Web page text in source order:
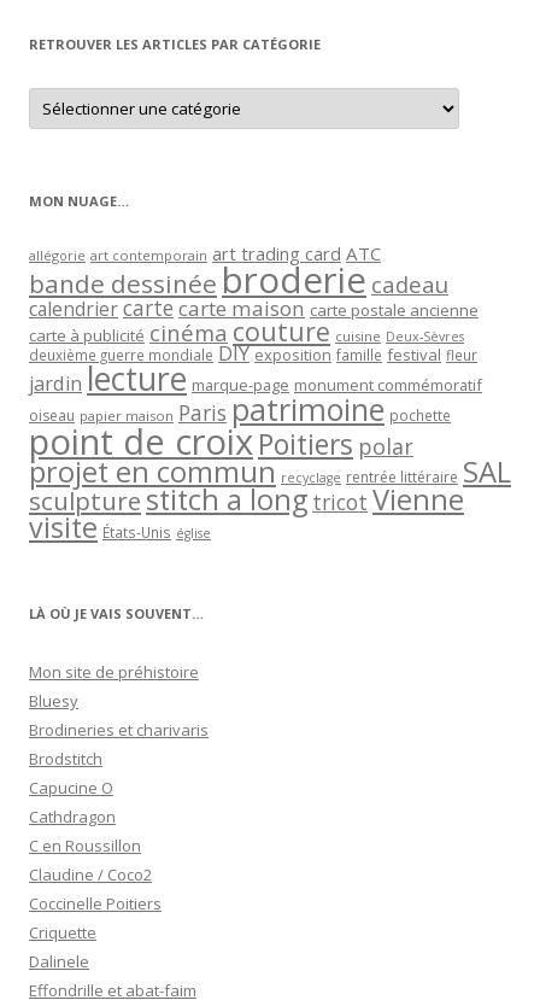
RETROUVER LES ARTICLES PAR CATÉGORIE
Retrouver
les
articles
MON NUAGE…
allégorie art contemporain art trading card ATC
bande dessinée broderie cadeau
calendriercartecarte maison carte postale ancienne
carte à publicité cinéma couture cuisine Deux-Sèvres
deuxième guerre mondiale DIY exposition famille festival fleur
jardin lecture marque-page monument commémoratif
oiseau papier maison Paris patrimoine pochette
point de croixPoitiers polar
projet en commun recyclage rentrée littéraire SAL
sculpturestitch a long tricot Vienne
visite États-Unis église
LÀ OÙ JE VAIS SOUVENT…
Mon site de préhistoire
Bluesy
Brodineries et charivaris
Brodstitch
Capucine O
Cathdragon
C en Roussillon
Claudine / Coco2
Coccinelle Poitiers
Criquette
Dalinele
Effondrille et abat-faim